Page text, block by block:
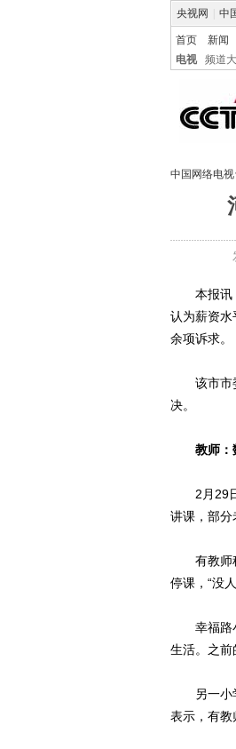
央视网 中
首页 新闻
电视
频道
中国网络电视
本报讯 (
认为薪资水
余项诉求。
该市市委
决。
教师：
2月29日
讲课，部分
有教师称
停课，“没
幸福路小
生活。之前
另一小学
表示，有教